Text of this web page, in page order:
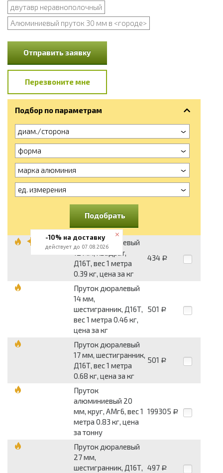
двутавр неравнополочный
Алюминиевый пруток 30 мм в <городе>
Отправить заявку
Перезвоните мне
Подбор по параметрам
диам./сторона
форма
марка алюминия
ед. измерения
Подобрать
Пруток дюралевый
12 мм, квадрат,
Д16Т, вес 1 метра
0.39 кг, цена за кг
434 Р
Пруток дюралевый
14 мм,
шестигранник, Д16Т,
вес 1 метра 0.46 кг,
цена за кг
501 Р
Пруток дюралевый
17 мм, шестигранник,
Д16Т, вес 1 метра
0.68 кг, цена за кг
501 Р
Пруток
алюминиевый 20
мм, круг, АМг6, вес 1
метра 0.83 кг, цена
за тонну
199305 Р
Пруток дюралевый
27 мм,
шестигранник, Д16Т, 497 Р
-10% на доставку
действует до 07.08.2026